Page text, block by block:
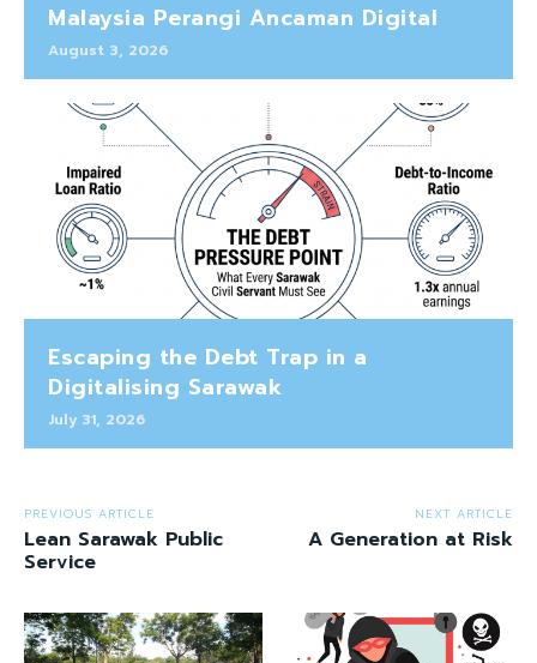
Malaysia Perangi Ancaman Digital
August 3, 2026
Escaping the Debt Trap in a
Digitalising Sarawak
July 31, 2026
PREVIOUS ARTICLE
Lean Sarawak Public
Service
NEXT ARTICLE
A Generation at Risk